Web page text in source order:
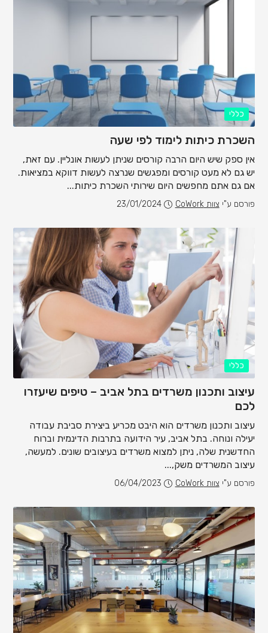
כללי
השכרת כיתות לימוד לפי שעה
אין ספק שיש היום הרבה קורסים שניתן לעשות אונליין. עם זאת,
יש גם לא מעט קורסים ומפגשים שנרצה לעשות דווקא במציאות.
אם גם אתם מחפשים היום שירותי השכרת כיתות...
פורסם ע"י צוות CoWork 23/01/2024
כללי
עיצוב ותכנון משרדים בתל אביב – טיפים שיעזרו
לכם
עיצוב ותכנון משרדים הוא היבט מכריע ביצירת סביבת עבודה
יעילה ונוחה. בתל אביב, עיר הידועה בתרבות הדינמית וברוח
החדשנית שלה, ניתן למצוא משרדים בעיצובים שונים. למעשה,
עיצוב המשרדים משק,...
פורסם ע"י צוות CoWork 06/04/2023